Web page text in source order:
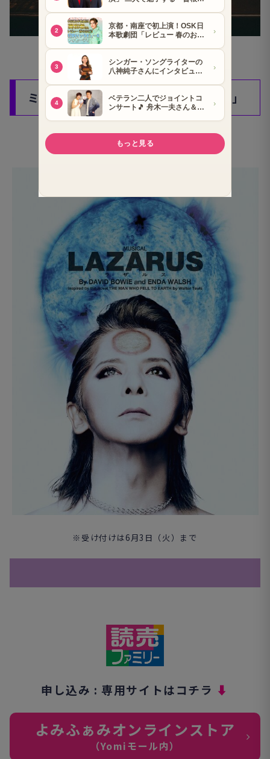
※受け付けは6月10日（火）まで
ミュージカル「 LAZARUS ーラザルスー」
6月28・29日 フェスティバルホール
※受け付けは6月3日（火）まで
申し込み : 専用サイトはコチラ ⬇︎
よみふぁみオンラインストア
（Yomiモール内）